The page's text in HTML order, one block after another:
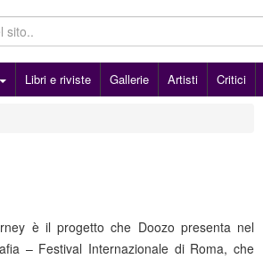
Libri e riviste Gallerie Artisti Critici
è il progetto che Doozo presenta nel
– Festival Internazionale di Roma, che